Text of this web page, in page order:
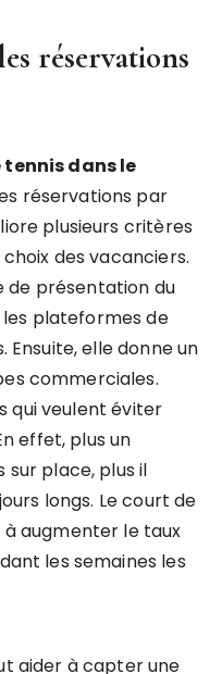
réservations
dans le
réservations par
plusieurs critères
des vacanciers.
de présentation du
plateformes de
elle donne un
commerciales.
qui veulent éviter
effet, plus un
sur place, plus il
longs. Le court de
augmenter le taux
les semaines les
aider à capter une